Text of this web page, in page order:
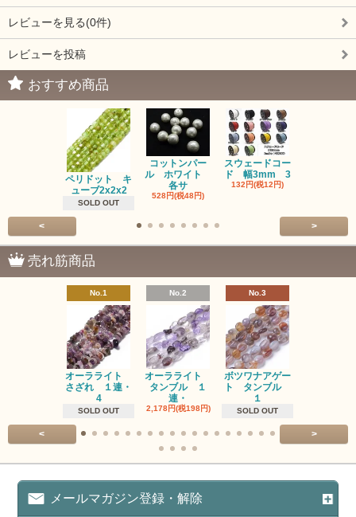
レビューを見る(0件)
レビューを投稿
おすすめ商品
ペリドット キ
ューブ2x2x2
SOLD OUT
コットンパー
ル ホワイト
各サ
528円(税48円)
スウェードコー
ド 幅3mm 3
132円(税12円)
< >
売れ筋商品
No.1
オーラライト
さざれ １連・
4
SOLD OUT
No.2
オーラライト
タンブル １
連・
2,178円(税198円)
No.3
ボツワナアゲー
ト タンブル
１
SOLD OUT
< >
メールマガジン登録・解除